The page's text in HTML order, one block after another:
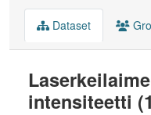
Dataset
intensiteetti